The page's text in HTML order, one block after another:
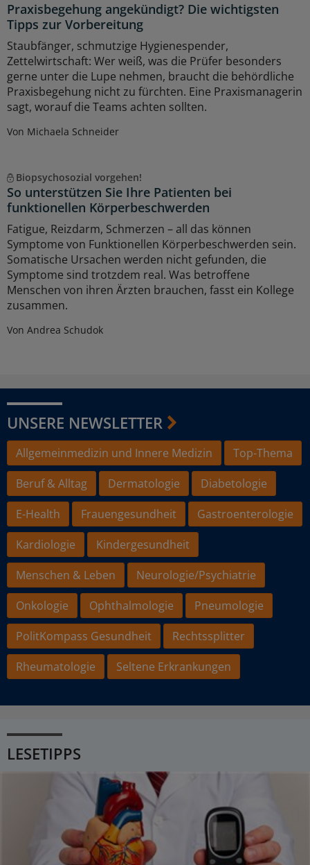
Praxisbegehung angekündigt? Die wichtigsten
Tipps zur Vorbereitung
Staubfänger, schmutzige Hygienespender,
Zettelwirtschaft: Wer weiß, was die Prüfer besonders
gerne unter die Lupe nehmen, braucht die behördliche
Praxisbegehung nicht zu fürchten. Eine Praxismanagerin
sagt, worauf die Teams achten sollten.
Von Michaela Schneider
Biopsychosozial vorgehen!
So unterstützen Sie Ihre Patienten bei
funktionellen Körperbeschwerden
Fatigue, Reizdarm, Schmerzen – all das können
Symptome von Funktionellen Körperbeschwerden sein.
Somatische Ursachen werden nicht gefunden, die
Symptome sind trotzdem real. Was betroffene
Menschen von ihren Ärzten brauchen, fasst ein Kollege
zusammen.
Von Andrea Schudok
UNSERE NEWSLETTER
Allgemeinmedizin und Innere Medizin
Top-Thema
Beruf & Alltag
Dermatologie
Diabetologie
E-Health
Frauengesundheit
Gastroenterologie
Kardiologie
Kindergesundheit
Menschen & Leben
Neurologie/Psychiatrie
Onkologie
Ophthalmologie
Pneumologie
PolitKompass Gesundheit
Rechtssplitter
Rheumatologie
Seltene Erkrankungen
LESETIPPS